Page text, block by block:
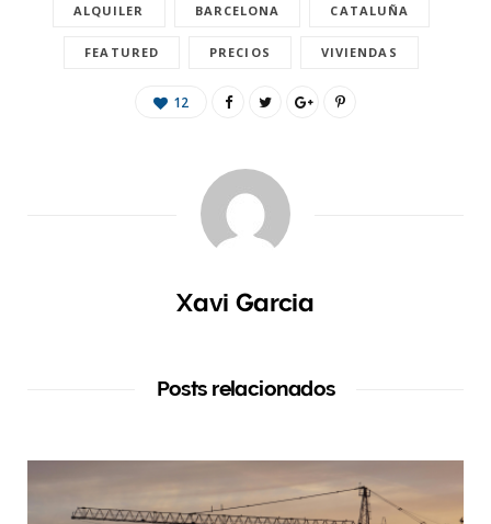
ALQUILER BARCELONA CATALUÑA
FEATURED PRECIOS VIVIENDAS
12
Xavi Garcia
Posts relacionados